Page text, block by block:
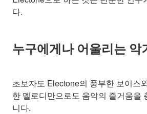
다.
누구에게나 어울리는 악
초보자도 Electone의 풍부한 보이스
한 멜로디만으로도 음악의 즐거움을
니다.